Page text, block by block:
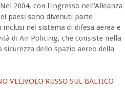
2004, con l'ingresso nell'Alleanza
paesi sono divenuti parte
nel sistema di difesa aerea e
di Air Policing, che consiste nella
dello spazio aereo della
VELIVOLO RUSSO SUL BALTICO